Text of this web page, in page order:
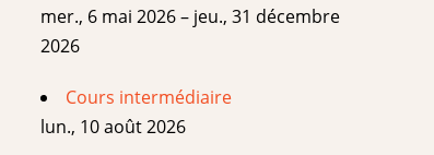
mer., 6 mai 2026 – jeu., 31 décembre
2026
Cours intermédiaire
lun., 10 août 2026